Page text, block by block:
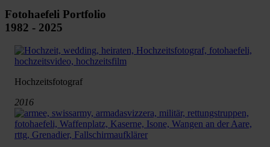
Fotohaefeli Portfolio
1982 - 2025
Hochzeitsfotograf
2016